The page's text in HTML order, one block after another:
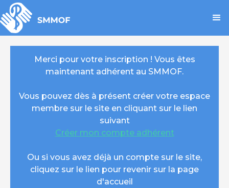
Merci pour votre inscription ! Vous êtes
maintenant adhérent au SMMOF.
Vous pouvez dès à présent créer votre espace
membre sur le site en cliquant sur le lien
suivant
Créer mon compte adhérent
Ou si vous avez déjà un compte sur le site,
cliquez sur le lien pour revenir sur la page
d'accueil